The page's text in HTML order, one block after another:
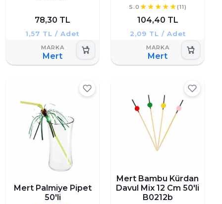
78,30 TL
1,57 TL / Adet
Mert
5.0 (11)
104,40 TL
2,09 TL / Adet
Mert
Mert Palmiye Pipet
50'li
Mert Bambu Kürdan
Davul Mix 12 Cm 50'li
B0212b